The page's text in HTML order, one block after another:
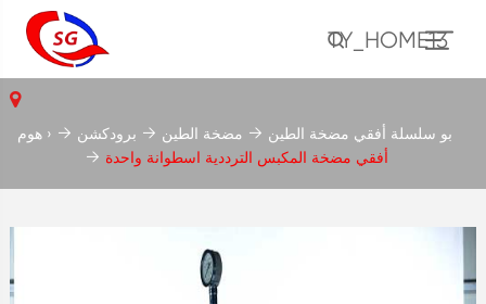
TY_HOME13
هوم › برودكشن مضخة الطين
بو سلسلة أفقي مضخة الطين
أفقي مضخة المكبس الترددية اسطوانة واحدة